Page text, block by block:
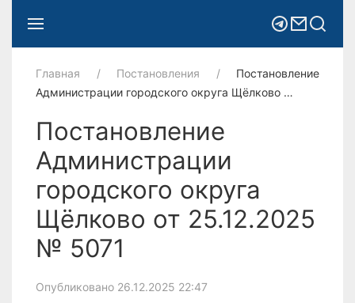
Главная Постановления
Постановление
Администрации городского округа Щёлково …
Постановление
Администрации
городского округа
Щёлково от 25.12.2025
№ 5071
Опубликовано 26.12.2025 22:47